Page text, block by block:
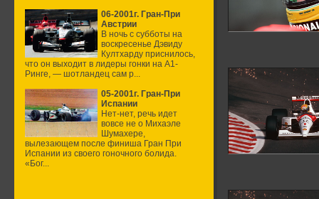
06-2001г. Гран-При
Австрии
В ночь с субботы на
воскресенье Дэвиду
Култхарду приснилось,
что он выходит в лидеры гонки на А1-
Ринге, — шотландец сам р...
05-2001г. Гран-При
Испании
Нет-нет, речь идет
вовсе не о Михаэле
Шумахере,
вылезающем после финиша Гран При
Испании из своего гоночного болида.
«Бог...